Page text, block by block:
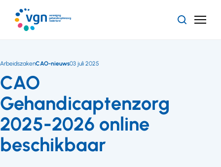
naar
hoofdinhoud
ZoekenMenu
CAO
Gehandicaptenzorg
2025-2026 online
beschikbaar
ArbeidszakenCAO-nieuws03 juli 2025